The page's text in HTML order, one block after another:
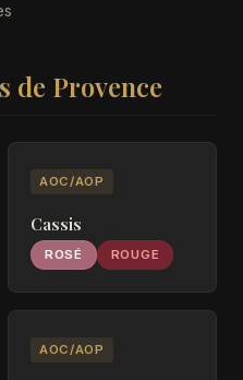
de Provence
AOC/AOP
Cassis
ROSÉ ROUGE
AOC/AOP